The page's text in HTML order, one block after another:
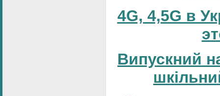
4G, 4,5G в
Випускний